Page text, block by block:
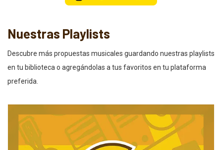
Nuestras Playlists
Descubre más propuestas musicales guardando nuestras playlists
en tu biblioteca o agregándolas a tus favoritos en tu plataforma
preferida.